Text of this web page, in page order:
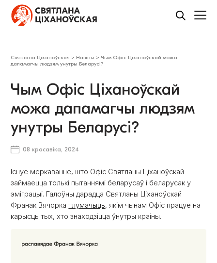
Святлана Ціханоўская > Навіны > Чым Офіс Ціханоўскай можа
дапамагчы людзям унутры Беларусі?
Чым Офіс Ціханоўскай
можа дапамагчы людзям
унутры Беларусі?
08 красавіка, 2024
Існуе меркаванне, што Офіс Святланы Ціханоўскай
займаецца толькі пытаннямі беларусаў і беларусак у
эміграцыі. Галоўны дарадца Святланы Ціханоўскай
Франак Вячоркатлумачыць, якім чынам Офіс працуе на
карысць тых, хто знаходзіцца ўнутры краіны.